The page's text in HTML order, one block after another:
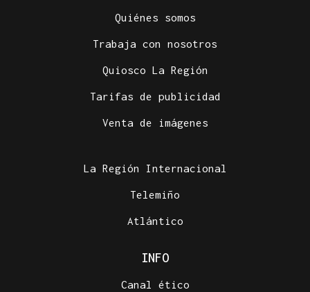
Quiénes somos
Trabaja con nosotros
Quiosco La Región
Tarifas de publicidad
Venta de imágenes
La Región Internacional
Telemiño
Atlántico
INFO
Canal ético